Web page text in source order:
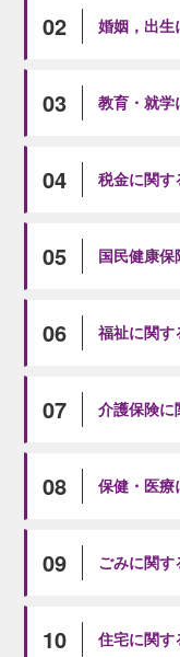
02 婚姻，出生
03 教育・就学
04 税金に関す
05 国民健康保
06 福祉に関す
07 介護保険に
08 保健・医療
09 ごみに関す
10 住宅に関す